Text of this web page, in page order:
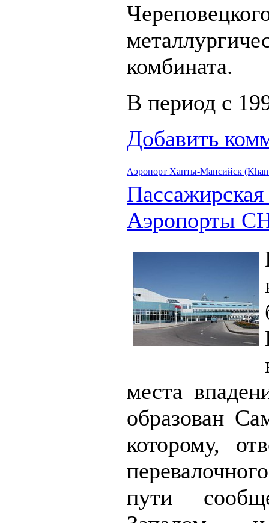
комбината.
В период с
Добавить
Аэропорт Ханты-Мансийск
Аэропорты
места
образован
которому,
пути